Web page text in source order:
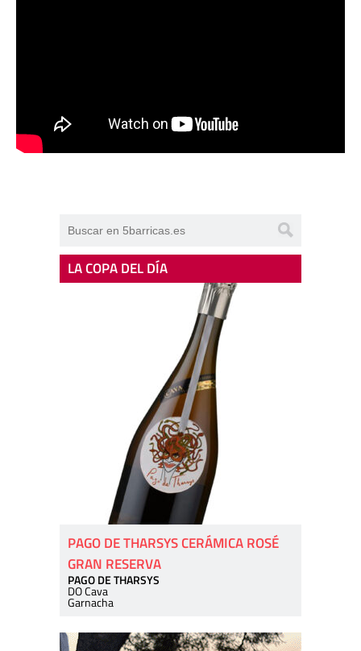
LA COPA DEL DÍA
PAGO DE THARSYS CERÁMICA ROSÉ
GRAN RESERVA
PAGO DE THARSYS
DO Cava
Garnacha